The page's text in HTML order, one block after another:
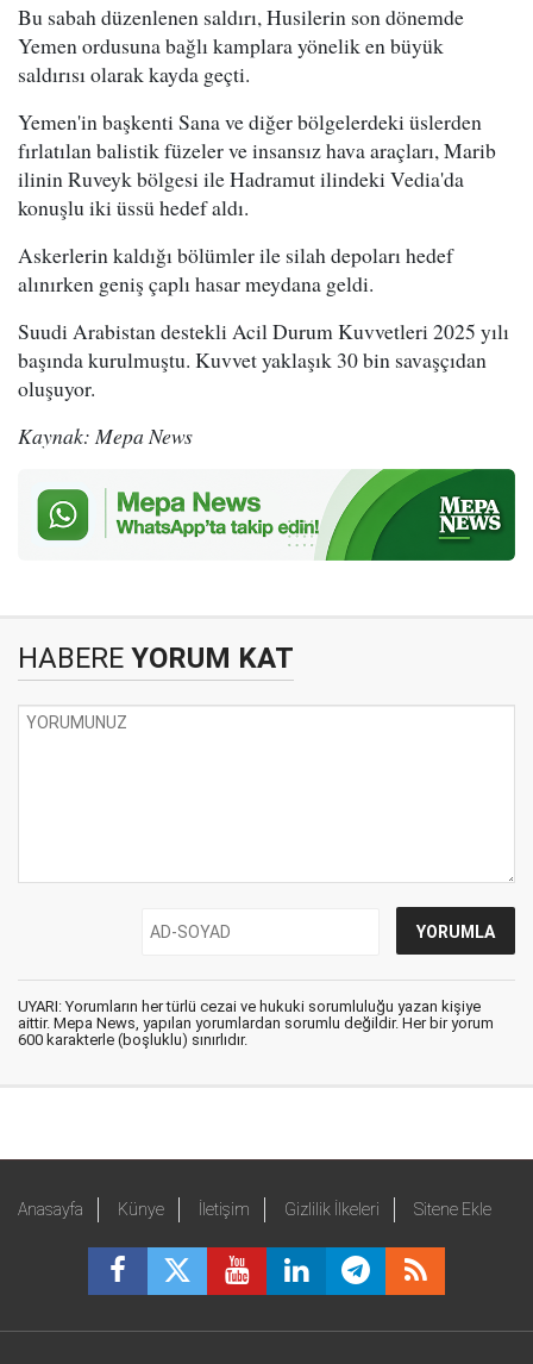
Bu sabah düzenlenen saldırı, Husilerin son dönemde
Yemen ordusuna bağlı kamplara yönelik en büyük
saldırısı olarak kayda geçti.
Yemen'in başkenti Sana ve diğer bölgelerdeki üslerden
fırlatılan balistik füzeler ve insansız hava araçları, Marib
ilinin Ruveyk bölgesi ile Hadramut ilindeki Vedia'da
konuşlu iki üssü hedef aldı.
Askerlerin kaldığı bölümler ile silah depoları hedef
alınırken geniş çaplı hasar meydana geldi.
Suudi Arabistan destekli Acil Durum Kuvvetleri 2025 yılı
başında kurulmuştu. Kuvvet yaklaşık 30 bin savaşçıdan
oluşuyor.
Kaynak: Mepa News
HABERE YORUM KAT
UYARI: Yorumların her türlü cezai ve hukuki sorumluluğu yazan kişiye
aittir. Mepa News, yapılan yorumlardan sorumlu değildir. Her bir yorum
600 karakterle (boşluklu) sınırlıdır.
Anasayfa Künye İletişim Gizlilik İlkeleri Sitene Ekle